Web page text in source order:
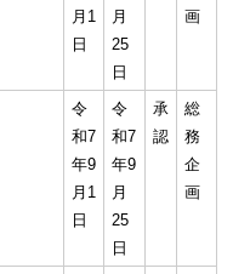
月1
日
月
25
日
画
令
和7
年9
月1
日
令
和7
年9
月
25
日
承
認
総
務
企
画